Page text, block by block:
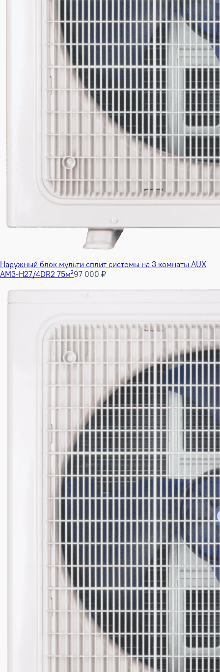
Наружный блок мульти сплит системы на 3 комнаты AUX
AM3-H27/4DR2 75м²97 000 ₽